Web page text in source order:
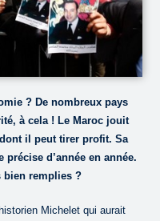
? De nombreux pays
à cela ! Le Maroc jouit
il peut tirer profit. Sa
d’année en année.
bien remplies ?
Michelet qui aurait